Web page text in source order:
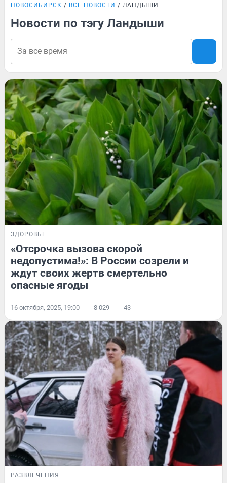
НОВОСИБИРСК ВСЕ НОВОСТИ ЛАНДЫШИ
Новости по тэгу Ландыши
ЗДОРОВЬЕ
«Отсрочка вызова скорой
недопустима!»: В России созрели и
ждут своих жертв смертельно
опасные ягоды
16 октября, 2025, 19:00 8 029 43
РАЗВЛЕЧЕНИЯ